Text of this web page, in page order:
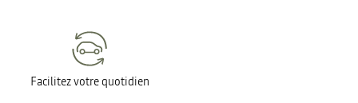
Facilitez votre quotidien